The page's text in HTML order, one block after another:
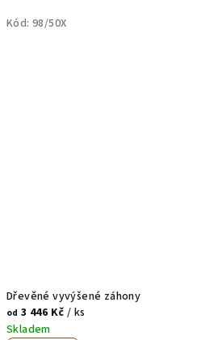
Kód: 98/50X
Dřevěné vyvýšené záhony
od 3 446 Kč / ks
Skladem